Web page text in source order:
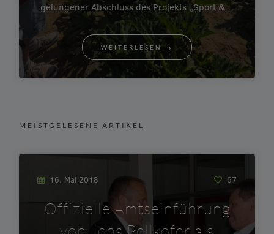
gelungener Abschluss des Projekts „Sport &…
WEITERLESEN
MEISTGELESENE ARTIKEL
16. Mai 2018 67
Offizielle Amtseinführung